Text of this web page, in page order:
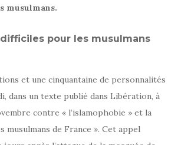
musulmans.
pour les musulmans
et une cinquantaine de personnalités
dans un texte publié dans Libération, à
contre « l’islamophobie » et la
musulmans de France ». Cet appel